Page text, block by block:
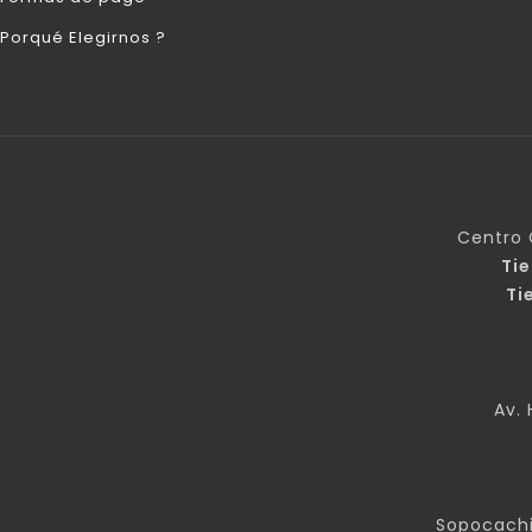
Porqué Elegirnos ?
Centro
Av.